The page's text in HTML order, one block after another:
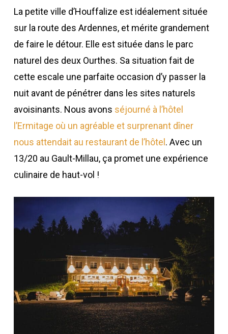
La petite ville d’Houffalize est idéalement située
sur la route des Ardennes, et mérite grandement
de faire le détour. Elle est située dans le parc
naturel des deux Ourthes. Sa situation fait de
cette escale une parfaite occasion d’y passer la
nuit avant de pénétrer dans les sites naturels
avoisinants. Nous avons séjourné à l’hôtel
l’Ermitage où un agréable et surprenant dîner
nous attendait au restaurant de l’hôtel . Avec un
13/20 au Gault-Millau, ça promet une expérience
culinaire de haut-vol !